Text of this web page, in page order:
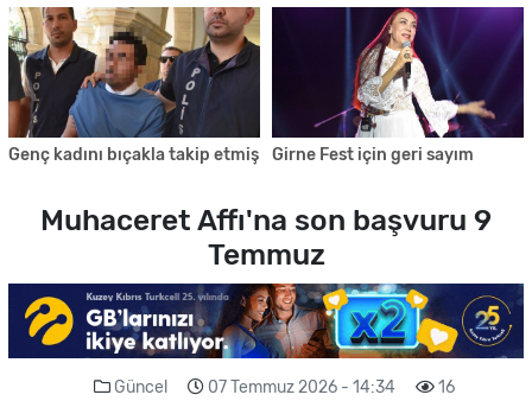
Genç kadını bıçakla takip etmiş Girne Fest için geri sayım
Muhaceret Affı'na son başvuru 9
Temmuz
Güncel 07 Temmuz 2026 - 14:34 16